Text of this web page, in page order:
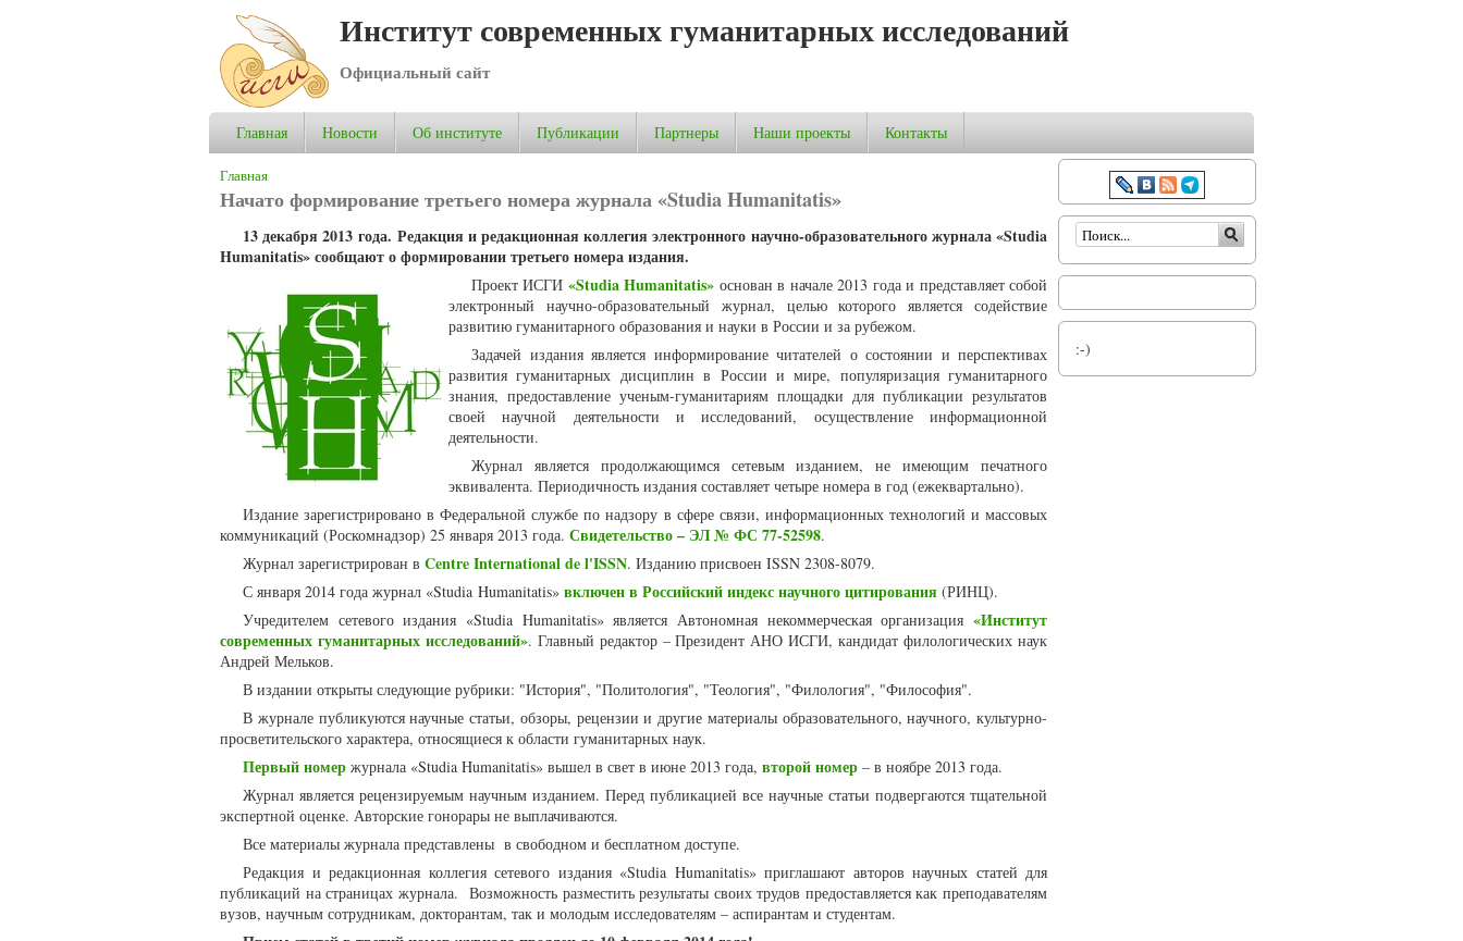
Институт современных гуманитарных исследований
Официальный сайт
Главная Новости Об институте Публикации Партнеры Наши проекты Контакты
Вы здесь
Главная
Начато формирование третьего номера журнала «Studia Humanitatis»
13 декабря 2013 года. Редакция и редакционная коллегия электронного научно-образовательного журнала «Studia
Humanitatis» сообщают о формировании третьего номера издания.
Проект ИСГИ «Studia Humanitatis» основан в начале 2013 года и представляет собой
электронный научно-образовательный журнал, целью которого является содействие
развитию гуманитарного образования и науки в России и за рубежом.
Задачей издания является информирование читателей о состоянии и перспективах
развития гуманитарных дисциплин в России и мире, популяризация гуманитарного
знания, предоставление ученым-гуманитариям площадки для публикации результатов
своей научной деятельности и исследований, осуществление информационной
деятельности.
Журнал является продолжающимся сетевым изданием, не имеющим печатного
эквивалента. Периодичность издания составляет четыре номера в год (ежеквартально).
Издание зарегистрировано в Федеральной службе по надзору в сфере связи, информационных технологий и массовых
коммуникаций (Роскомнадзор) 25 января 2013 года. Свидетельство – ЭЛ № ФС 77-52598.
Журнал зарегистрирован в Centre International de l'ISSN. Изданию присвоен ISSN 2308-8079.
С января 2014 года журнал «Studia Humanitatis» включен в Российский индекс научного цитирования (РИНЦ).
Учредителем сетевого издания «Studia Humanitatis» является Автономная некоммерческая организация «Институт
современных гуманитарных исследований». Главный редактор – Президент АНО ИСГИ, кандидат филологических наук
Андрей Мельков.
В издании открыты следующие рубрики: "История", "Политология", "Теология", "Филология", "Философия".
В журнале публикуются научные статьи, обзоры, рецензии и другие материалы образовательного, научного, культурно-
просветительского характера, относящиеся к области гуманитарных наук.
Первый номер журнала «Studia Humanitatis» вышел в свет в июне 2013 года, второй номер – в ноябре 2013 года.
Журнал является рецензируемым научным изданием. Перед публикацией все научные статьи подвергаются тщательной
экспертной оценке. Авторские гонорары не выплачиваются.
Все материалы журнала представлены в свободном и бесплатном доступе.
Редакция и редакционная коллегия сетевого издания «Studia Humanitatis» приглашают авторов научных статей для
публикаций на страницах журнала. Возможность разместить результаты своих трудов предоставляется как преподавателям
вузов, научным сотрудникам, докторантам, так и молодым исследователям – аспирантам и студентам.
Форма поиска
:-)